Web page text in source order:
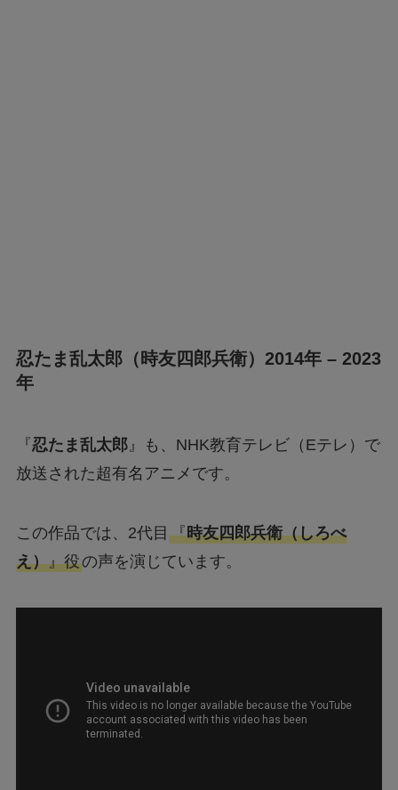
忍たま乱太郎（時友四郎兵衛）2014年 – 2023
年
『忍たま乱太郎』も、NHK教育テレビ（Eテレ）で
放送された超有名アニメです。
この作品では、2代目 『時友四郎兵衛（しろべ
え）』役の声を演じています。